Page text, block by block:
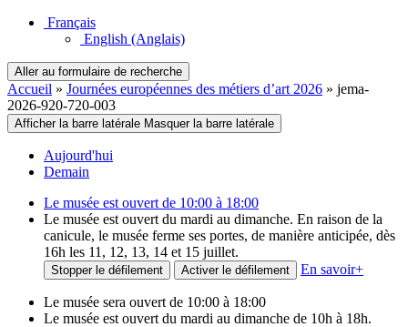
Français
English (Anglais)
Aller au formulaire de recherche
Accueil » Journées européennes des métiers d’art 2026 » jema-
2026-920-720-003
Afficher la barre latérale Masquer la barre latérale
Aujourd'hui
Demain
Le musée est ouvert de 10:00 à 18:00
Le musée est ouvert du mardi au dimanche. En raison de la
canicule, le musée ferme ses portes, de manière anticipée, dès
16h les 11, 12, 13, 14 et 15 juillet.
Stopper le défilement Activer le défilement En savoir+
Le musée sera ouvert de 10:00 à 18:00
Le musée est ouvert du mardi au dimanche de 10h à 18h.